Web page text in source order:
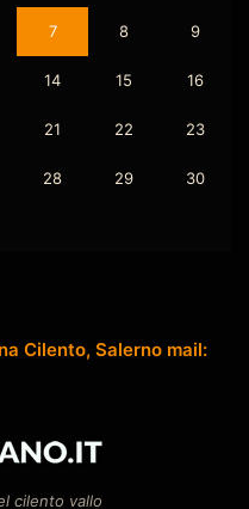
7 8 9
14 15 16
21 22 23
28 29 30
Cilento, Salerno mail:
cilento vallo